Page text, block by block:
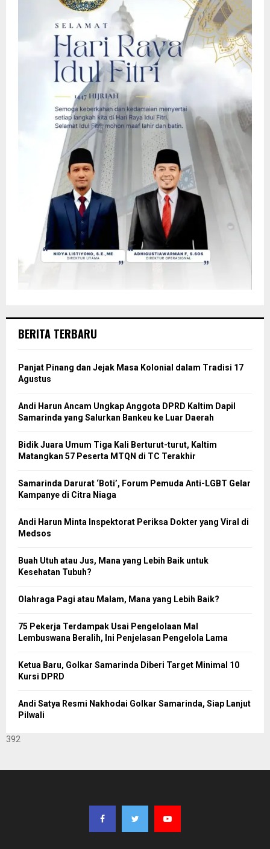
BERITA TERBARU
Panjat Pinang dan Jejak Masa Kolonial dalam Tradisi 17
Agustus
Andi Harun Ancam Ungkap Anggota DPRD Kaltim Dapil
Samarinda yang Salurkan Bankeu ke Luar Daerah
Bidik Juara Umum Tiga Kali Berturut-turut, Kaltim
Matangkan 57 Peserta MTQN di TC Terakhir
Samarinda Darurat ‘Boti’, Forum Pemuda Anti-LGBT Gelar
Kampanye di Citra Niaga
Andi Harun Minta Inspektorat Periksa Dokter yang Viral di
Medsos
Buah Utuh atau Jus, Mana yang Lebih Baik untuk
Kesehatan Tubuh?
Olahraga Pagi atau Malam, Mana yang Lebih Baik?
75 Pekerja Terdampak Usai Pengelolaan Mal
Lembuswana Beralih, Ini Penjelasan Pengelola Lama
Ketua Baru, Golkar Samarinda Diberi Target Minimal 10
Kursi DPRD
Andi Satya Resmi Nakhodai Golkar Samarinda, Siap Lanjut
Pilwali
392